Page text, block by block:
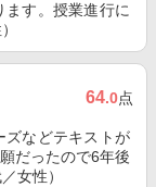
す。授業進行に
64.0点
ズなどテキストが
だったので6年後
女性）